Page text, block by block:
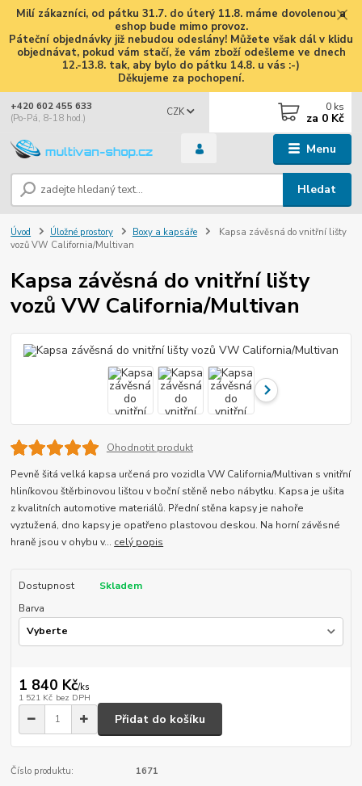
Milí zákazníci, od pátku 31.7. do úterý 11.8. máme dovolenou a
eshop bude mimo provoz.
Páteční objednávky již nebudou odeslány! Můžete však dál v klidu
objednávat, pokud vám stačí, že vám zboží odešleme ve dnech
12.-13.8. tak, aby bylo do pátku 14.8. u vás :-)
Děkujeme za pochopení.
Menu
CZK
Hledat
+420 602 455 633
(Po-Pá, 8-18 hod.)
0 ks
za 0 Kč
Úvod Úložné prostory Boxy a kapsáře
Kapsa závěsná do vnitřní lišty
vozů VW California/Multivan
Kapsa závěsná do vnitřní lišty
vozů VW California/Multivan
Ohodnotit produkt
Pevně šitá velká kapsa určená pro vozidla VW California/Multivan s vnitřní
hliníkovou štěrbinovou lištou v boční stěně nebo nábytku. Kapsa je ušita
z kvalitních automotive materiálů. Přední stěna kapsy je nahoře
vyztužená, dno kapsy je opatřeno plastovou deskou. Na horní závěsné
hraně jsou v ohybu v... celý popis
Dostupnost
Skladem
Barva
1 840 Kč/ks
1 521 Kč bez DPH
Přidat do košíku
Číslo produktu: 1671